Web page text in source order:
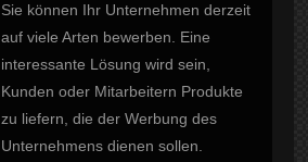
Sie können Ihr Unternehmen derzeit
auf viele Arten bewerben. Eine
interessante Lösung wird sein,
Kunden oder Mitarbeitern Produkte
zu liefern, die der Werbung des
Unternehmens dienen sollen.